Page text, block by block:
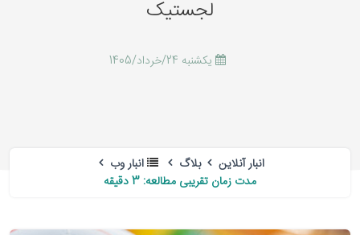
لجستیک
يكشنبه 24/خرداد/1405
انبار آنلاین بلاگ
انبار وب
مدت زمان تقریبی مطالعه: 3 دقیقه